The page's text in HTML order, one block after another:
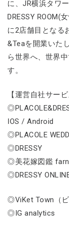
に、JR横浜タワ
DRESSY ROOM(
に2店舗目となる
&Teaを開業いた
ら世界へ、世界
す。
【運営自社サービ
IOS / Android
◎PLACOLE
◎DRESSY
◎美花嫁図鑑
◎DRESSY
◎ViKet Town（ビ
◎IG analytics